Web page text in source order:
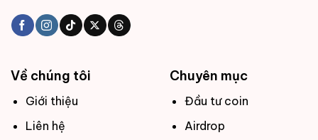
Về chúng tôi
Giới thiệu
Liên hệ
Chuyên mục
Đầu tư coin
Airdrop